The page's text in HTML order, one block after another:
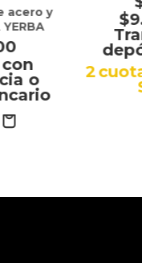
acero y
con
o
2